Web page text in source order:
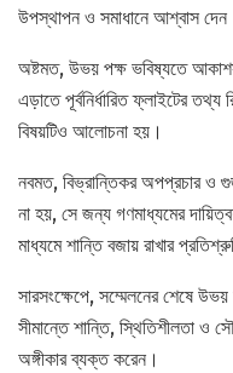
উপস্থাপন ও সমাধানে আশ্বাস
অষ্টমত, উভয় পক্ষ ভবিষ্যতে
এড়াতে পূর্বনির্ধারিত ফ্লাইটের
বিষয়টিও আলোচনা হয়।
নবমত, বিভ্রান্তিকর অপপ্রচার ও
না হয়, সে জন্য গণমাধ্যমের
মাধ্যমে শান্তি বজায় রাখার
সারসংক্ষেপে, সম্মেলনের শেষে
সীমান্তে শান্তি, স্থিতিশীলতা ও
অঙ্গীকার ব্যক্ত করেন।